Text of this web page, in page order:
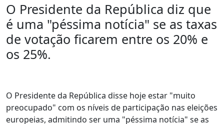
O Presidente da República diz que
é uma "péssima notícia" se as taxas
de votação ficarem entre os 20% e
os 25%.
O Presidente da República disse hoje estar "muito
preocupado" com os níveis de participação nas eleições
europeias, admitindo ser uma "péssima notícia" se as